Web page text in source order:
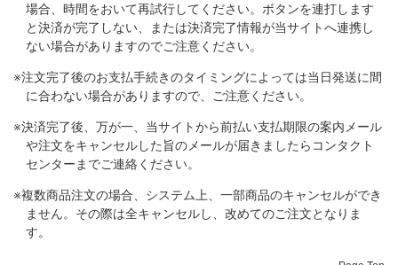
場合、時間をおいて再試行してください。ボタンを連打します
と決済が完了しない、または決済完了情報が当サイトへ連携し
ない場合がありますのでご注意ください。
※注文完了後のお支払手続きのタイミングによっては当日発送に間
に合わない場合がありますので、ご注意ください。
※決済完了後、万が一、当サイトから前払い支払期限の案内メール
や注文をキャンセルした旨のメールが届きましたらコンタクト
センターまでご連絡ください。
※複数商品注文の場合、システム上、一部商品のキャンセルができ
ません。その際は全キャンセルし、改めてのご注文となりま
す。